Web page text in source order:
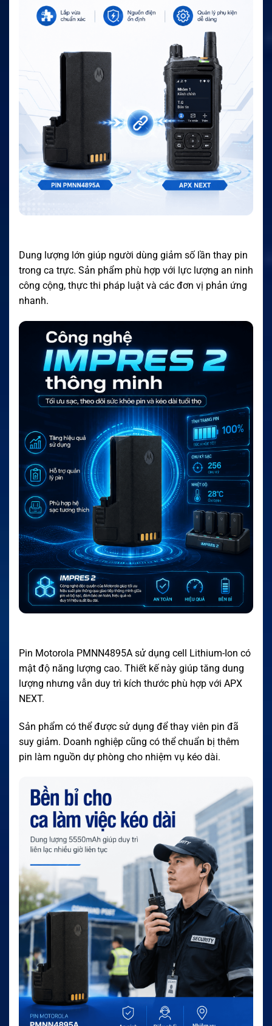
Dung lượng lớn giúp người dùng giảm số lần thay pin
trong ca trực. Sản phẩm phù hợp với lực lượng an ninh
công cộng, thực thi pháp luật và các đơn vị phản ứng
nhanh.
Pin Motorola PMNN4895A sử dụng cell Lithium-Ion có
mật độ năng lượng cao. Thiết kế này giúp tăng dung
lượng nhưng vẫn duy trì kích thước phù hợp với APX
NEXT.
Sản phẩm có thể được sử dụng để thay viên pin đã
suy giảm. Doanh nghiệp cũng có thể chuẩn bị thêm
pin làm nguồn dự phòng cho nhiệm vụ kéo dài.